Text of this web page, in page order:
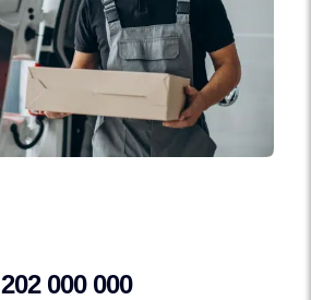
202 000 000